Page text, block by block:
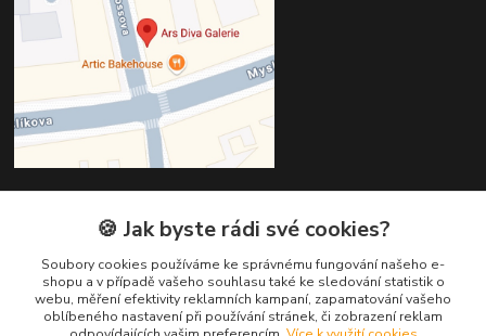
Kontakty
Věra Hédervári
+420 603 821 712
🍪 Jak byste rádi své cookies?
Soubory cookies používáme ke správnému fungování našeho e-
shopu a v případě vašeho souhlasu také ke sledování statistik o
webu, měření efektivity reklamních kampaní, zapamatování vašeho
oblíbeného nastavení při používání stránek, či zobrazení reklam